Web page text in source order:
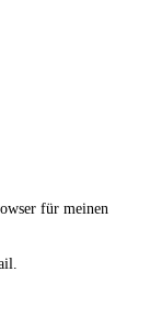
für meinen